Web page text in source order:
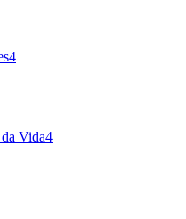
4
Vida4